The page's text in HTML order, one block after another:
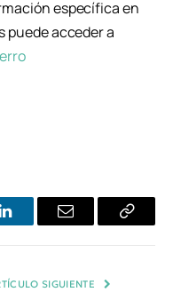
específica en
puede acceder a
LinkedInEmail
Copiar
SIGUIENTE